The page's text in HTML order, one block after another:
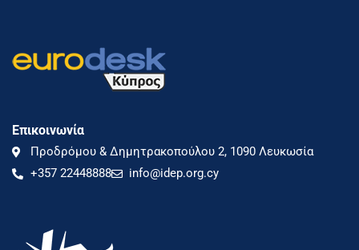
Επικοινωνία
Προδρόμου & Δημητρακοπούλου 2, 1090 Λευκωσία
+357 22448888
info@idep.org.cy